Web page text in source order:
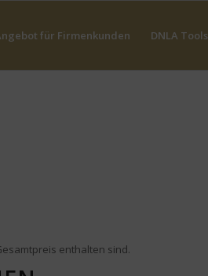
für Firmenkunden DNLA Tools
enthalten sind.